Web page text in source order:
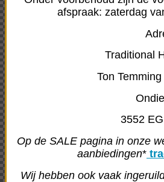
afspraak: zaterdag
Traditional
Ton
3552
Op de SALE pagina in onze
aanbiedingen*
Wij hebben ook vaak